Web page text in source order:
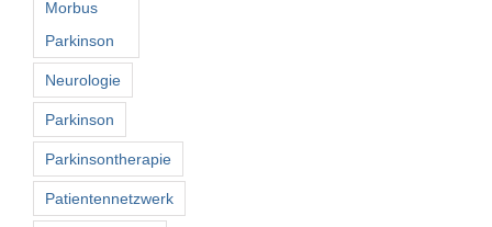
Morbus
Parkinson
Neurologie
Parkinson
Parkinsontherapie
Patientennetzwerk